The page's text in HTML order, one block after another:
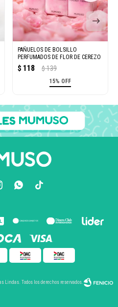
PAÑUELOS DE BOLSILLO
PERFUMADOS DE FLOR DE CEREZO
$ 118 $ 139
15% OFF

Lindas. Todos los derechos reservados.